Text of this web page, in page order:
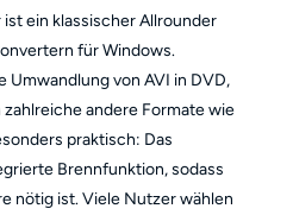
ein klassischer Allrounder
für Windows.
Umwandlung von AVI in DVD,
andere Formate wie
praktisch: Das
Brennfunktion, sodass
nötig ist. Viele Nutzer wählen